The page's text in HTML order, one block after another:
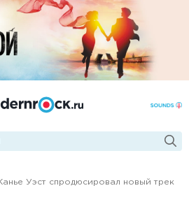
Уэст спродюсировал новый трек